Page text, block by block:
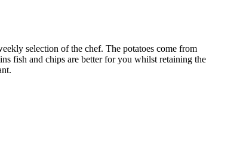
selection of the chef. The potatoes come from
fish and chips are better for you whilst retaining the